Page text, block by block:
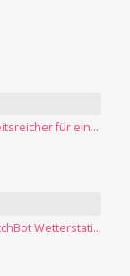
→ iPhone 18e: Sorgt mehr Arbeitsreicher für eine Preiserhöhung?
→ Im Video vorgestellt: Die SwitchBot Wetterstation mit E-Ink-Display